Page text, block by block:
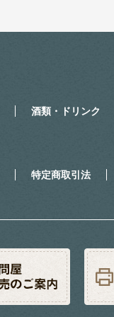
酒類・ドリンク
特定商取引法